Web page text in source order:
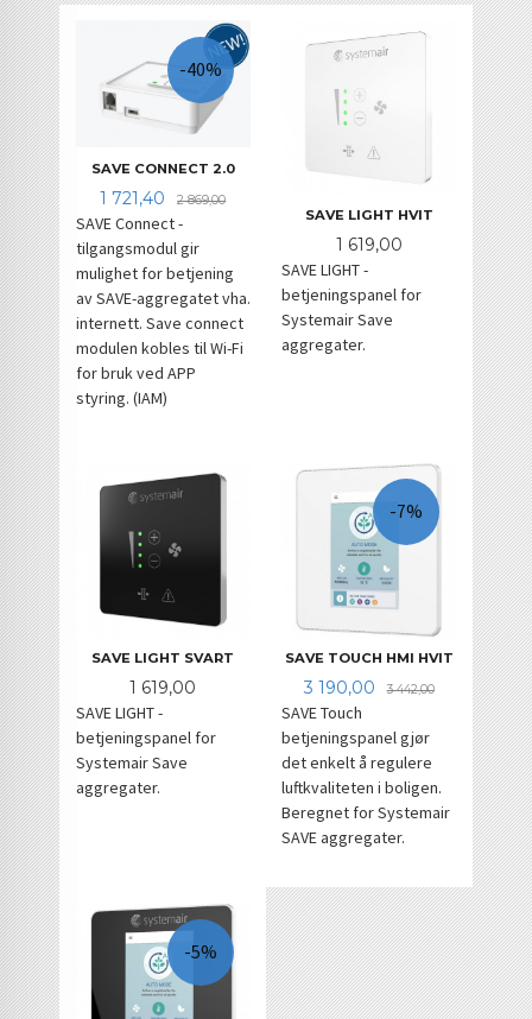
SAVE CONNECT 2.0
Tilbud
1 721,40 2 869,00Rabatt
-40%
SAVE Connect -
tilgangsmodul gir
mulighet for betjening
av SAVE-aggregatet vha.
internett. Save connect
modulen kobles til Wi-Fi
for bruk ved APP
styring. (IAM)
SAVE LIGHT HVIT
Pris
1 619,00
SAVE LIGHT -
betjeningspanel for
Systemair Save
aggregater.
SAVE LIGHT SVART
Pris
1 619,00
SAVE LIGHT -
betjeningspanel for
Systemair Save
aggregater.
SAVE TOUCH HMI HVIT
Tilbud
3 190,00 3 442,00Rabatt
-7%
SAVE Touch
betjeningspanel gjør
det enkelt å regulere
luftkvaliteten i boligen.
Beregnet for Systemair
SAVE aggregater.
-5%